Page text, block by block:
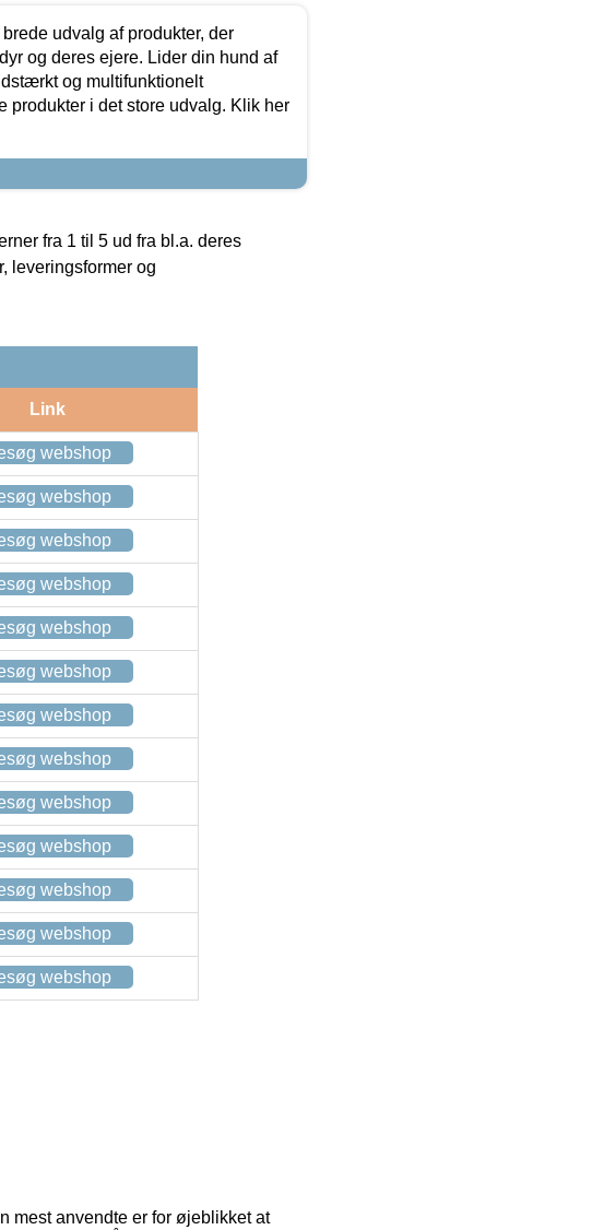
udvalg af produkter, der
og deres ejere. Lider din hund af
og multifunktionelt
produkter i det store udvalg. Klik her
fra 1 til 5 ud fra bl.a. deres
leveringsformer og
Link
webshop
webshop
webshop
webshop
webshop
webshop
webshop
webshop
webshop
webshop
webshop
webshop
webshop
mest anvendte er for øjeblikket at